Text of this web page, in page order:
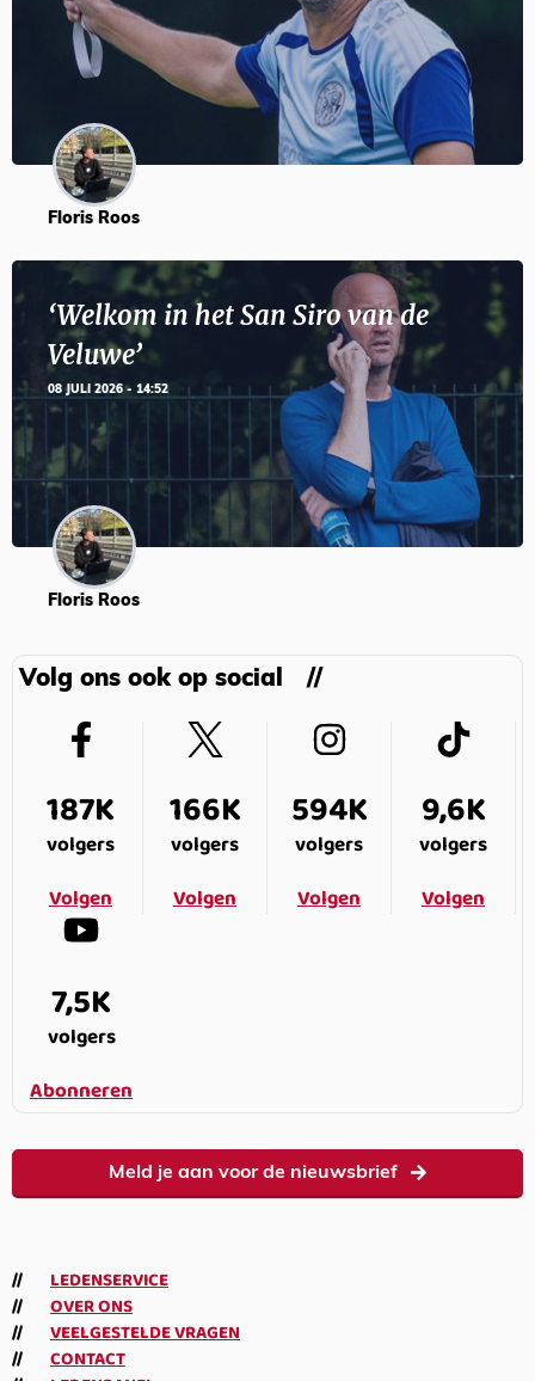
Floris Roos
‘Welkom in het San Siro van de
Veluwe’
08 JULI 2026 - 14:52
Floris Roos
Volg ons ook op social
187K
volgers
Volgen
166K
volgers
Volgen
594K
volgers
Volgen
9,6K
volgers
Volgen
7,5K
volgers
Abonneren
Meld je aan voor de nieuwsbrief
LEDENSERVICE
OVER ONS
VEELGESTELDE VRAGEN
CONTACT